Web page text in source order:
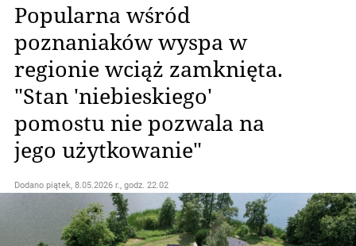
Popularna wśród
poznaniaków wyspa w
regionie wciąż zamknięta.
"Stan 'niebieskiego'
pomostu nie pozwala na
jego użytkowanie"
Dodano piątek, 8.05.2026 r., godz. 22.02